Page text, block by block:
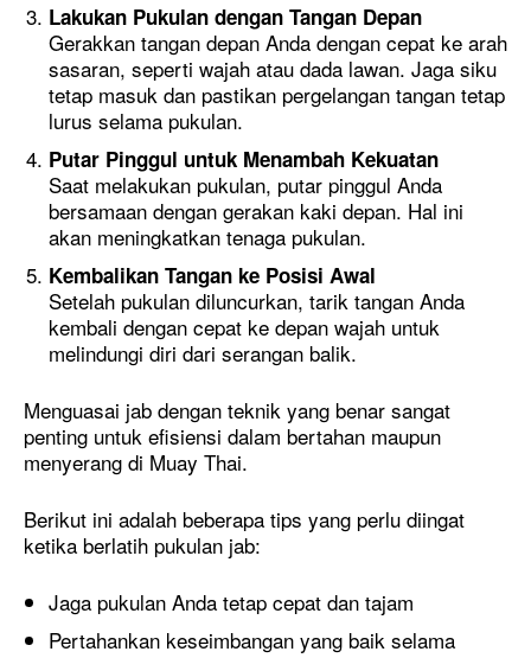
Lakukan Pukulan dengan Tangan Depan
Gerakkan tangan depan Anda dengan cepat ke arah
sasaran, seperti wajah atau dada lawan. Jaga siku
tetap masuk dan pastikan pergelangan tangan tetap
lurus selama pukulan.
Putar Pinggul untuk Menambah Kekuatan
Saat melakukan pukulan, putar pinggul Anda
bersamaan dengan gerakan kaki depan. Hal ini
akan meningkatkan tenaga pukulan.
Kembalikan Tangan ke Posisi Awal
Setelah pukulan diluncurkan, tarik tangan Anda
kembali dengan cepat ke depan wajah untuk
melindungi diri dari serangan balik.
Menguasai jab dengan teknik yang benar sangat
penting untuk efisiensi dalam bertahan maupun
menyerang di Muay Thai.
Berikut ini adalah beberapa tips yang perlu diingat
ketika berlatih pukulan jab:
Jaga pukulan Anda tetap cepat dan tajam
Pertahankan keseimbangan yang baik selama